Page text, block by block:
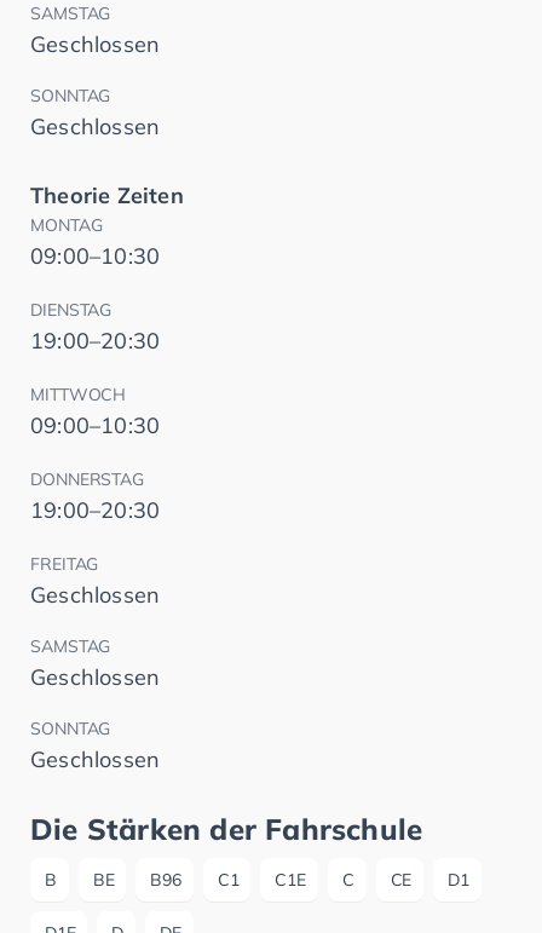
SAMSTAG
Geschlossen
SONNTAG
Geschlossen
Theorie Zeiten
MONTAG
09:00–10:30
DIENSTAG
19:00–20:30
MITTWOCH
09:00–10:30
DONNERSTAG
19:00–20:30
FREITAG
Geschlossen
SAMSTAG
Geschlossen
SONNTAG
Geschlossen
Die Stärken der Fahrschule
B BE B96 C1 C1E C CE D1